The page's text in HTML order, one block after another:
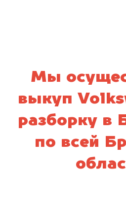
Мы
выкуп
разборку в
по всей